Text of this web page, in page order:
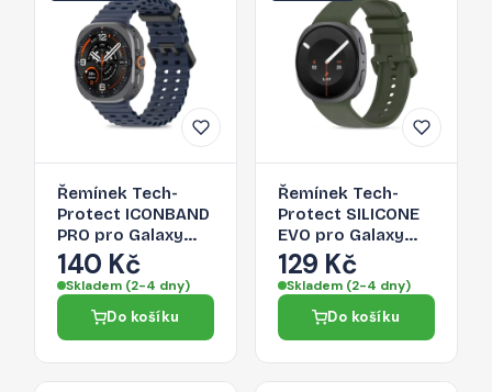
Řemínek Tech-
Protect ICONBAND
PRO pro Galaxy
Watch ULTRA 1 / 2
2024-2026 (47
MM) - navy blue
140 Kč
Skladem (2-4 dny)
Do košíku
Řemínek Tech-
Protect SILICONE
EVO pro Galaxy
Watch 8 / 9 /
Classic (40 / 44 /
46 MM) - military
green
129 Kč
Skladem (2-4 dny)
Do košíku